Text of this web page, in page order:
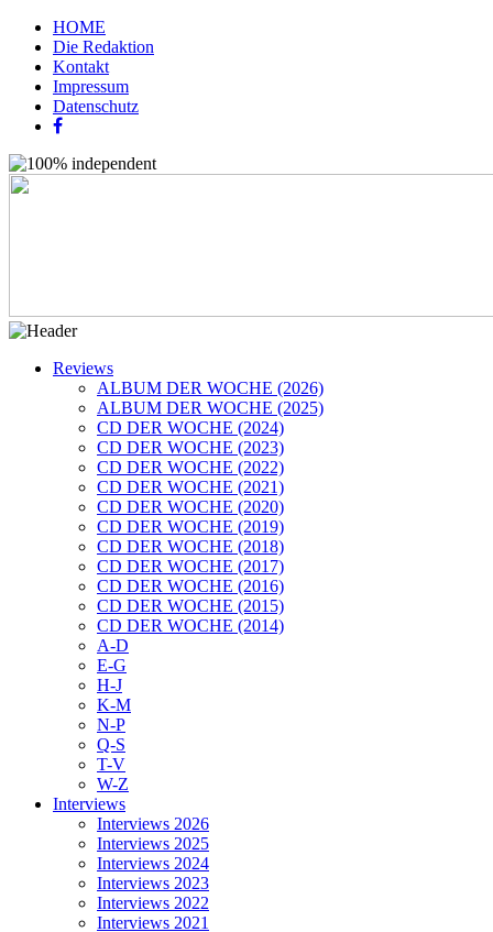
HOME
Die Redaktion
Kontakt
Impressum
Datenschutz
Reviews
ALBUM DER WOCHE (2026)
ALBUM DER WOCHE (2025)
CD DER WOCHE (2024)
CD DER WOCHE (2023)
CD DER WOCHE (2022)
CD DER WOCHE (2021)
CD DER WOCHE (2020)
CD DER WOCHE (2019)
CD DER WOCHE (2018)
CD DER WOCHE (2017)
CD DER WOCHE (2016)
CD DER WOCHE (2015)
CD DER WOCHE (2014)
A-D
E-G
H-J
K-M
N-P
Q-S
T-V
W-Z
Interviews
Interviews 2026
Interviews 2025
Interviews 2024
Interviews 2023
Interviews 2022
Interviews 2021